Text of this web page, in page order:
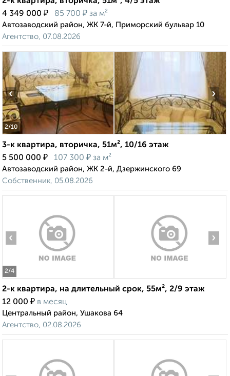
4 349 000 ₽ 85 700 ₽ за м²
Автозаводский район, ЖК 7-й, Приморский бульвар 10
Агентство, 07.08.2026
2/10
‹ ›
3-к квартира, вторичка, 51м², 10/16 этаж
5 500 000 ₽ 107 300 ₽ за м²
Автозаводский район, ЖК 2-й, Дзержинского 69
Собственник, 05.08.2026
2/4
‹ ›
2-к квартира, на длительный срок, 55м², 2/9 этаж
12 000 ₽ в месяц
Центральный район, Ушакова 64
Агентство, 02.08.2026